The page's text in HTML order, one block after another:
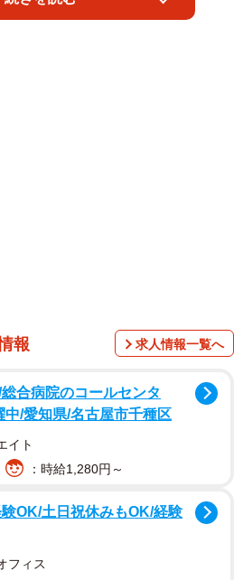
報 求人情報一覧へ
合病院のコールセンタ
/愛知県/名古屋市千種区
イト
：時給1,280円～
OK/土日祝休みもOK/経験
フィス